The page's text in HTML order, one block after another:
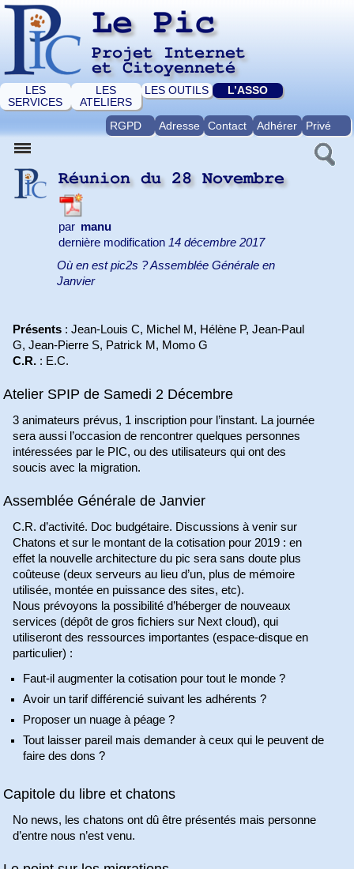
Le Pic
Projet Internet
et Citoyenneté
LES
SERVICES
LES
ATELIERS
LES OUTILS L’ASSO
RGPD Adresse Contact Adhérer Privé
Réunion du 28 Novembre
par manu
dernière modification 14 décembre 2017
Où en est pic2s ? Assemblée Générale en
Janvier
Présents : Jean-Louis C, Michel M, Hélène P, Jean-Paul
G, Jean-Pierre S, Patrick M, Momo G
C.R. : E.C.
Atelier SPIP de Samedi 2 Décembre
3 animateurs prévus, 1 inscription pour l’instant. La journée
sera aussi l’occasion de rencontrer quelques personnes
intéressées par le PIC, ou des utilisateurs qui ont des
soucis avec la migration.
Assemblée Générale de Janvier
C.R. d’activité. Doc budgétaire. Discussions à venir sur
Chatons et sur le montant de la cotisation pour 2019 : en
effet la nouvelle architecture du pic sera sans doute plus
coûteuse (deux serveurs au lieu d’un, plus de mémoire
utilisée, montée en puissance des sites, etc).
Nous prévoyons la possibilité d’héberger de nouveaux
services (dépôt de gros fichiers sur Next cloud), qui
utiliseront des ressources importantes (espace-disque en
particulier) :
Faut-il augmenter la cotisation pour tout le monde ?
Avoir un tarif différencié suivant les adhérents ?
Proposer un nuage à péage ?
Tout laisser pareil mais demander à ceux qui le peuvent de
faire des dons ?
Capitole du libre et chatons
No news, les chatons ont dû être présentés mais personne
d’entre nous n’est venu.